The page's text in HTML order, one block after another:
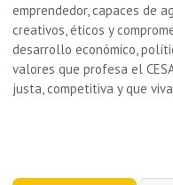
emprendedor, capaces de
creativos, éticos y
desarrollo económico,
valores que profesa el
justa, competitiva y que